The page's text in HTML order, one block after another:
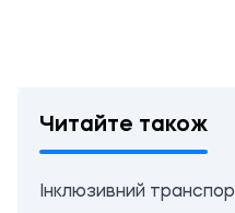
Читайте також
Інклюзивний